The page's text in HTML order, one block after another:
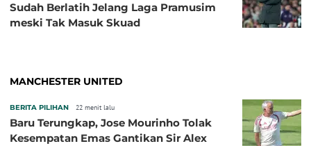
Sudah Berlatih Jelang Laga Pramusim
meski Tak Masuk Skuad
MANCHESTER UNITED
BERITA PILIHAN 22 menit lalu
Baru Terungkap, Jose Mourinho Tolak
Kesempatan Emas Gantikan Sir Alex